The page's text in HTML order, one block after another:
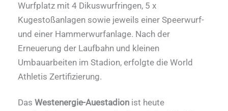
Wurfplatz mit 4 Dikuswurfringen, 5 x
Kugestoßanlagen sowie jeweils einer Speerwurf-
und einer Hammerwurfanlage. Nach der
Erneuerung der Laufbahn und kleinen
Umbauarbeiten im Stadion, erfolgte die World
Athletis Zertifizierung.
Das Westenergie-Auestadion ist heute